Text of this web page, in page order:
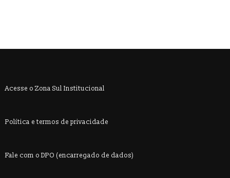
Acesse o Zona Sul Institucional
Política e termos de privacidade
Fale com o DPO (encarregado de dados)